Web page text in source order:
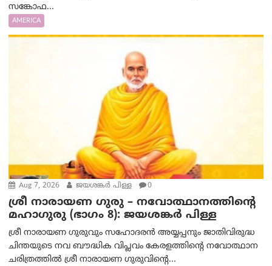
സങ്കോഫ...
AMERICA
Aug 7, 2026 ജയശങ്കര്‍ പിള്ള 0
ശ്രീ നാരായണ ഗുരു – നവോത്ഥാനത്തിന്റെ
മഹാഗുരു (ഭാഗം 8): ജയശങ്കര്‍ പിള്ള
ശ്രീ നാരായണ ഗുരുവും സഹോദരൻ അയ്യപ്പനും ജാതിവിരുദ്ധ
ചിന്തയുടെ നവ ബൗദ്ധിക വിപ്ലവം കേരളത്തിന്റെ നവോത്ഥാന
ചരിത്രത്തിൽ ശ്രീ നാരായണ ഗുരുവിന്റെ...